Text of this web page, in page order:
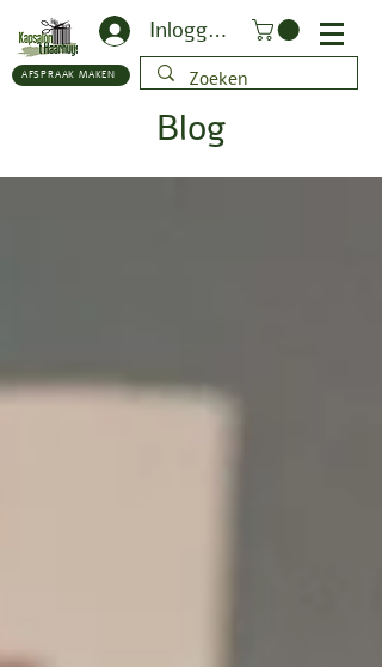
AFSPRAAK MAKEN
Inloggen
Blog